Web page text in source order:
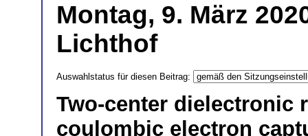
Montag, 9. März
Lichthof
Auswahlstatus für diesen Beitrag:
Two-center dielectronic
coulombic electron